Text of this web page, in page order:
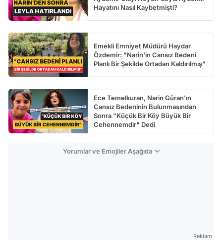
Hayatını Nasıl Kaybetmişti?
Emekli Emniyet Müdürü Haydar
Özdemir: "Narin'in Cansız Bedeni
Planlı Bir Şekilde Ortadan Kaldırılmış"
Ece Temelkuran, Narin Güran'ın
Cansız Bedeninin Bulunmasından
Sonra "Küçük Bir Köy Büyük Bir
Cehennemdir" Dedi
Yorumlar ve Emojiler Aşağıda
Reklam